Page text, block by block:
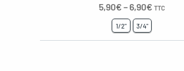
5,90€–6,90€ TTC
1/2" 3/4"